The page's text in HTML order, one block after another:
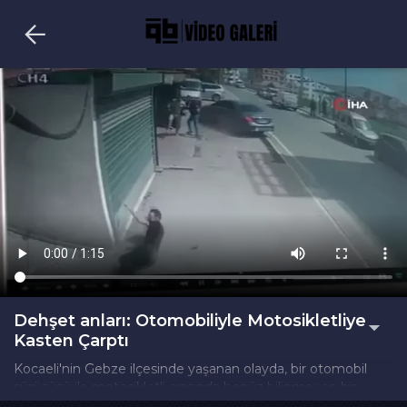
Dehşet anları: Otomobiliyle Motosikletliye
Kasten Çarptı
Kocaeli'nin Gebze ilçesinde yaşanan olayda, bir otomobil
sürücüsü ile motosikletli arasında henüz bilinmeyen bir